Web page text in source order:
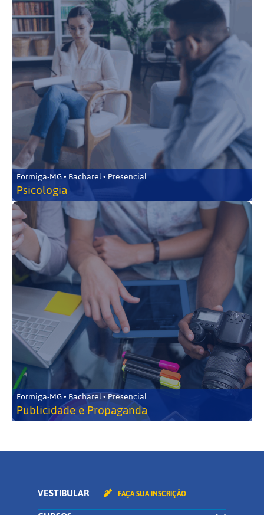
Formiga-MG • Bacharel • Presencial
Psicologia
Formiga-MG • Bacharel • Presencial
Publicidade e Propaganda
VESTIBULAR FAÇA SUA INSCRIÇÃO